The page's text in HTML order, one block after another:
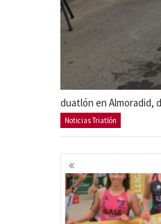
duatlón en Almoradid,
Noticias Triatlón
Navegación
de
entradas